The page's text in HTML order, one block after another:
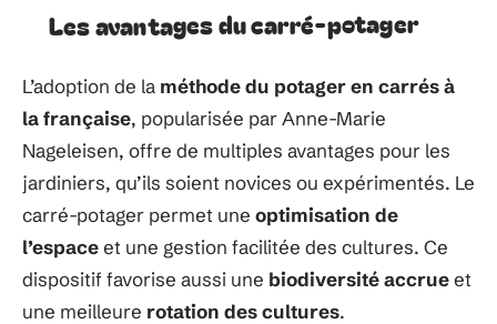
Les avantages du carré-potager
L’adoption de la méthode du potager en carrés à
la française, popularisée par Anne-Marie
Nageleisen, offre de multiples avantages pour les
jardiniers, qu’ils soient novices ou expérimentés. Le
carré-potager permet une optimisation de
l’espaceet une gestion facilitée des cultures. Ce
dispositif favorise aussi une biodiversité accrueet
une meilleure rotation des cultures.